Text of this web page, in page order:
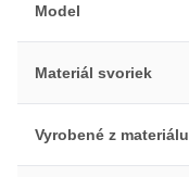
Model
Materiál svoriek
Vyrobené z materiálu